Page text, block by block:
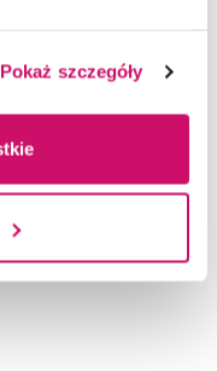
Pokaż szczegóły